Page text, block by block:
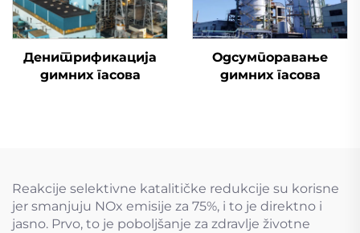
Денитрификација
димних гасова
Одсумпоравање
димних гасова
Reakcije selektivne katalitičke redukcije su korisne
jer smanjuju NOx emisije za 75%, i to je direktno i
jasno. Prvo, to je poboljšanje za zdravlje životne